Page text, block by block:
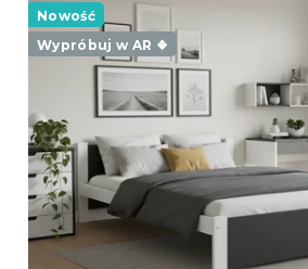
n
o
d
u
k
p
o
d
u
k
Nowość
Wypróbuj w AR ❖